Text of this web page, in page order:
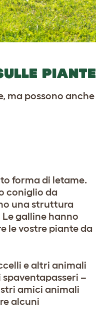
PIANTE
ma possono anche
forma di letame.
coniglio da
una struttura
galline hanno
le vostre piante da
e altri animali
–
amici animali
alcuni